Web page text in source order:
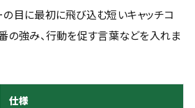
目に最初に飛び込む短いキャッチコ
の強み、行動を促す言葉などを入れま
仕様